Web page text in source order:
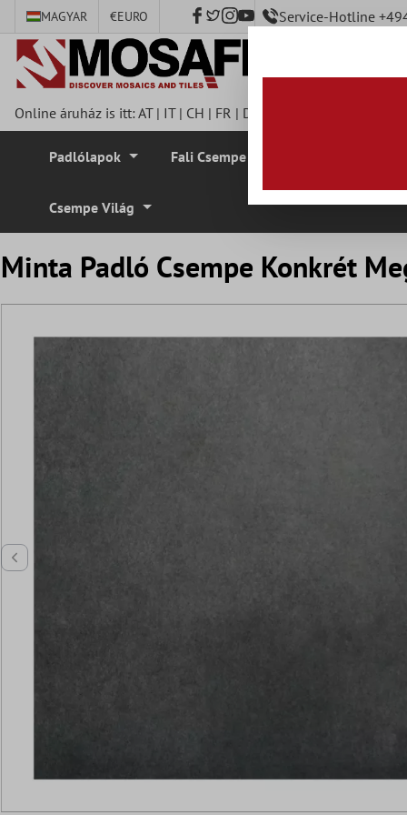
tartalomra
MAGYAR €EURO Service-Hotline
Online áruház is itt:AT| IT| CH | FR | DE
Padlólapok Fali Csempe
Csempe Világ
Minta Padló Csempe Konkrét